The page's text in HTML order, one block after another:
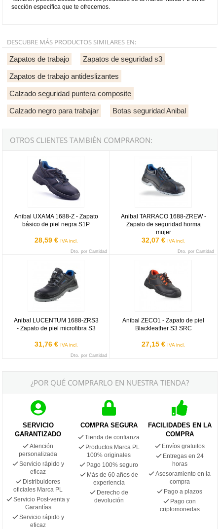
sección específica que te ofrecemos.
DESCUBRE MÁS PRODUCTOS SIMILARES EN:
Zapatos de trabajo Zapatos de seguridad s3
Zapatos de trabajo antideslizantes
Calzado seguridad puntera composite
Calzado negro para trabajar Botas seguridad Anibal
OTROS CLIENTES TAMBIÉN COMPRARON:
Anibal UXAMA 1688-Z - Zapato
básico de piel negra S1P
28,59 € IVA incl.
Dto. por Cantidad
Anibal TARRACO 1688-ZREW -
Zapato de seguridad horma
mujer
32,07 € IVA incl.
Dto. por Cantidad
Anibal LUCENTUM 1688-ZRS3
- Zapato de piel microfibra S3
31,76 € IVA incl.
Dto. por Cantidad
Anibal ZECO1 - Zapato de piel
Blackleather S3 SRC
27,15 € IVA incl.
¿POR QUÉ COMPRARLO EN NUESTRA TIENDA?
SERVICIO
GARANTIZADO
Atención
personalizada
Servicio rápido y
eficaz
Distribuidores
oficiales Marca PL
Servicio Post-venta y
Garantías
Servicio rápido y
eficaz
COMPRA SEGURA
Tienda de confianza
Productos Marca PL
100% originales
Pago 100% seguro
Más de 60 años de
experiencia
Derecho de
devolución
FACILIDADES EN LA
COMPRA
Envíos gratuitos
Entregas en 24
horas
Asesoramiento en la
compra
Pago a plazos
Pago con
criptomonedas